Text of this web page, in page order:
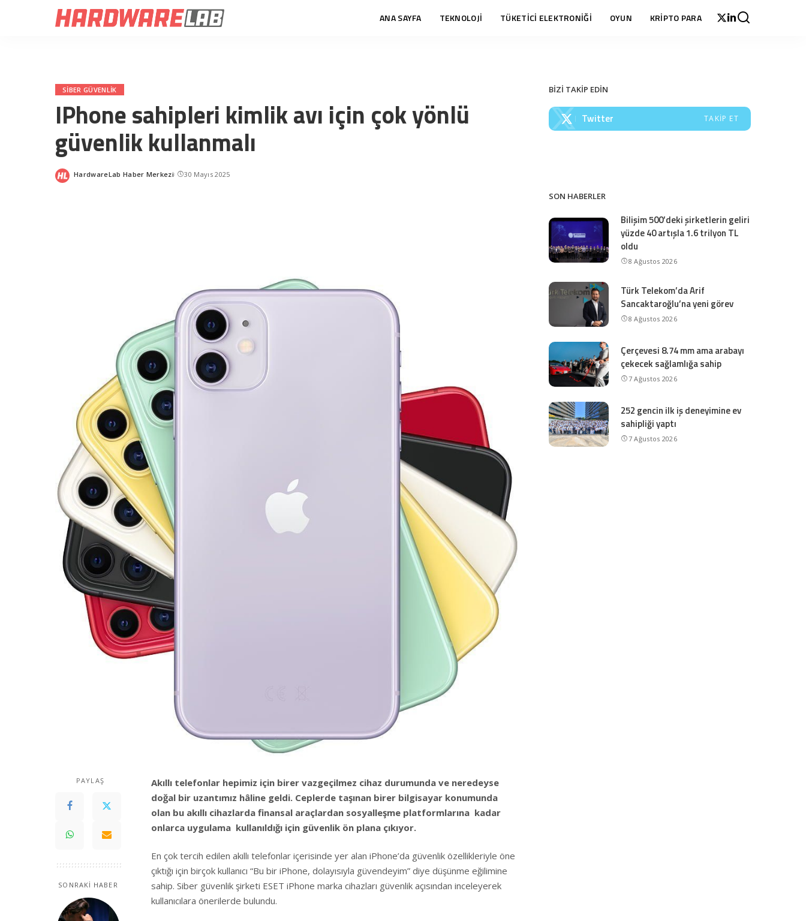
ANA SAYFA TEKNOLOJİ TÜKETİCİ ELEKTRONİĞİ OYUN KRİPTO PARA
SIBER GÜVENLIK
IPhone sahipleri kimlik avı için çok yönlü
güvenlik kullanmalı
Posted
HardwareLab Haber Merkezi 30 Mayıs 2025
PAYLAŞ
SONRAKİ HABER
Akıllı telefonlar hepimiz için birer vazgeçilmez cihaz durumunda ve neredeyse
doğal bir uzantımız hâline geldi. Ceplerde taşınan birer bilgisayar konumunda
olan bu akıllı cihazlarda finansal araçlardan sosyalleşme platformlarına kadar
onlarca uygulama kullanıldığı için güvenlik ön plana çıkıyor.
En çok tercih edilen akıllı telefonlar içerisinde yer alan iPhone’da güvenlik özellikleriyle öne
çıktığı için birçok kullanıcı “Bu bir iPhone, dolayısıyla güvendeyim” diye düşünme eğilimine
sahip. Siber güvenlik şirketi ESET iPhone marka cihazları güvenlik açısından inceleyerek
kullanıcılara önerilerde bulundu.
BİZİ TAKİP EDİN
Twitter TAKIP ET
SON HABERLER
Bilişim 500’deki şirketlerin geliri
yüzde 40 artışla 1.6 trilyon TL
oldu
8 Ağustos 2026
Türk Telekom’da Arif
Sancaktaroğlu’na yeni görev
8 Ağustos 2026
Çerçevesi 8.74 mm ama arabayı
çekecek sağlamlığa sahip
7 Ağustos 2026
252 gencin ilk iş deneyimine ev
sahipliği yaptı
7 Ağustos 2026